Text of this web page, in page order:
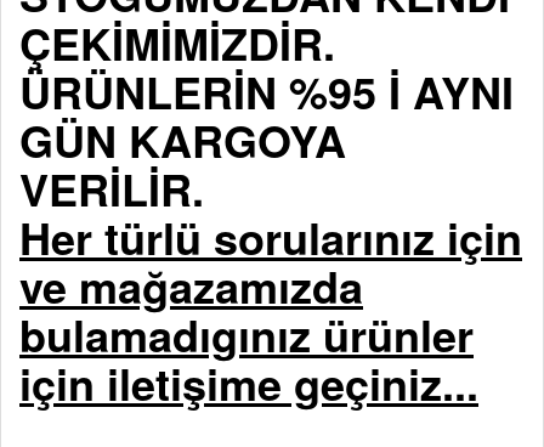
ÇEKİMİMİZDİR.
ÜRÜNLERİN %95 İ AYNI
GÜN KARGOYA
VERİLİR.
Her türlü sorularınız için
ve mağazamızda
bulamadıgınız ürünler
için iletişime geçiniz...